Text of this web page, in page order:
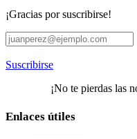
¡Gracias por suscribirse!
Suscribirse
¡No te pierdas las
Enlaces útiles